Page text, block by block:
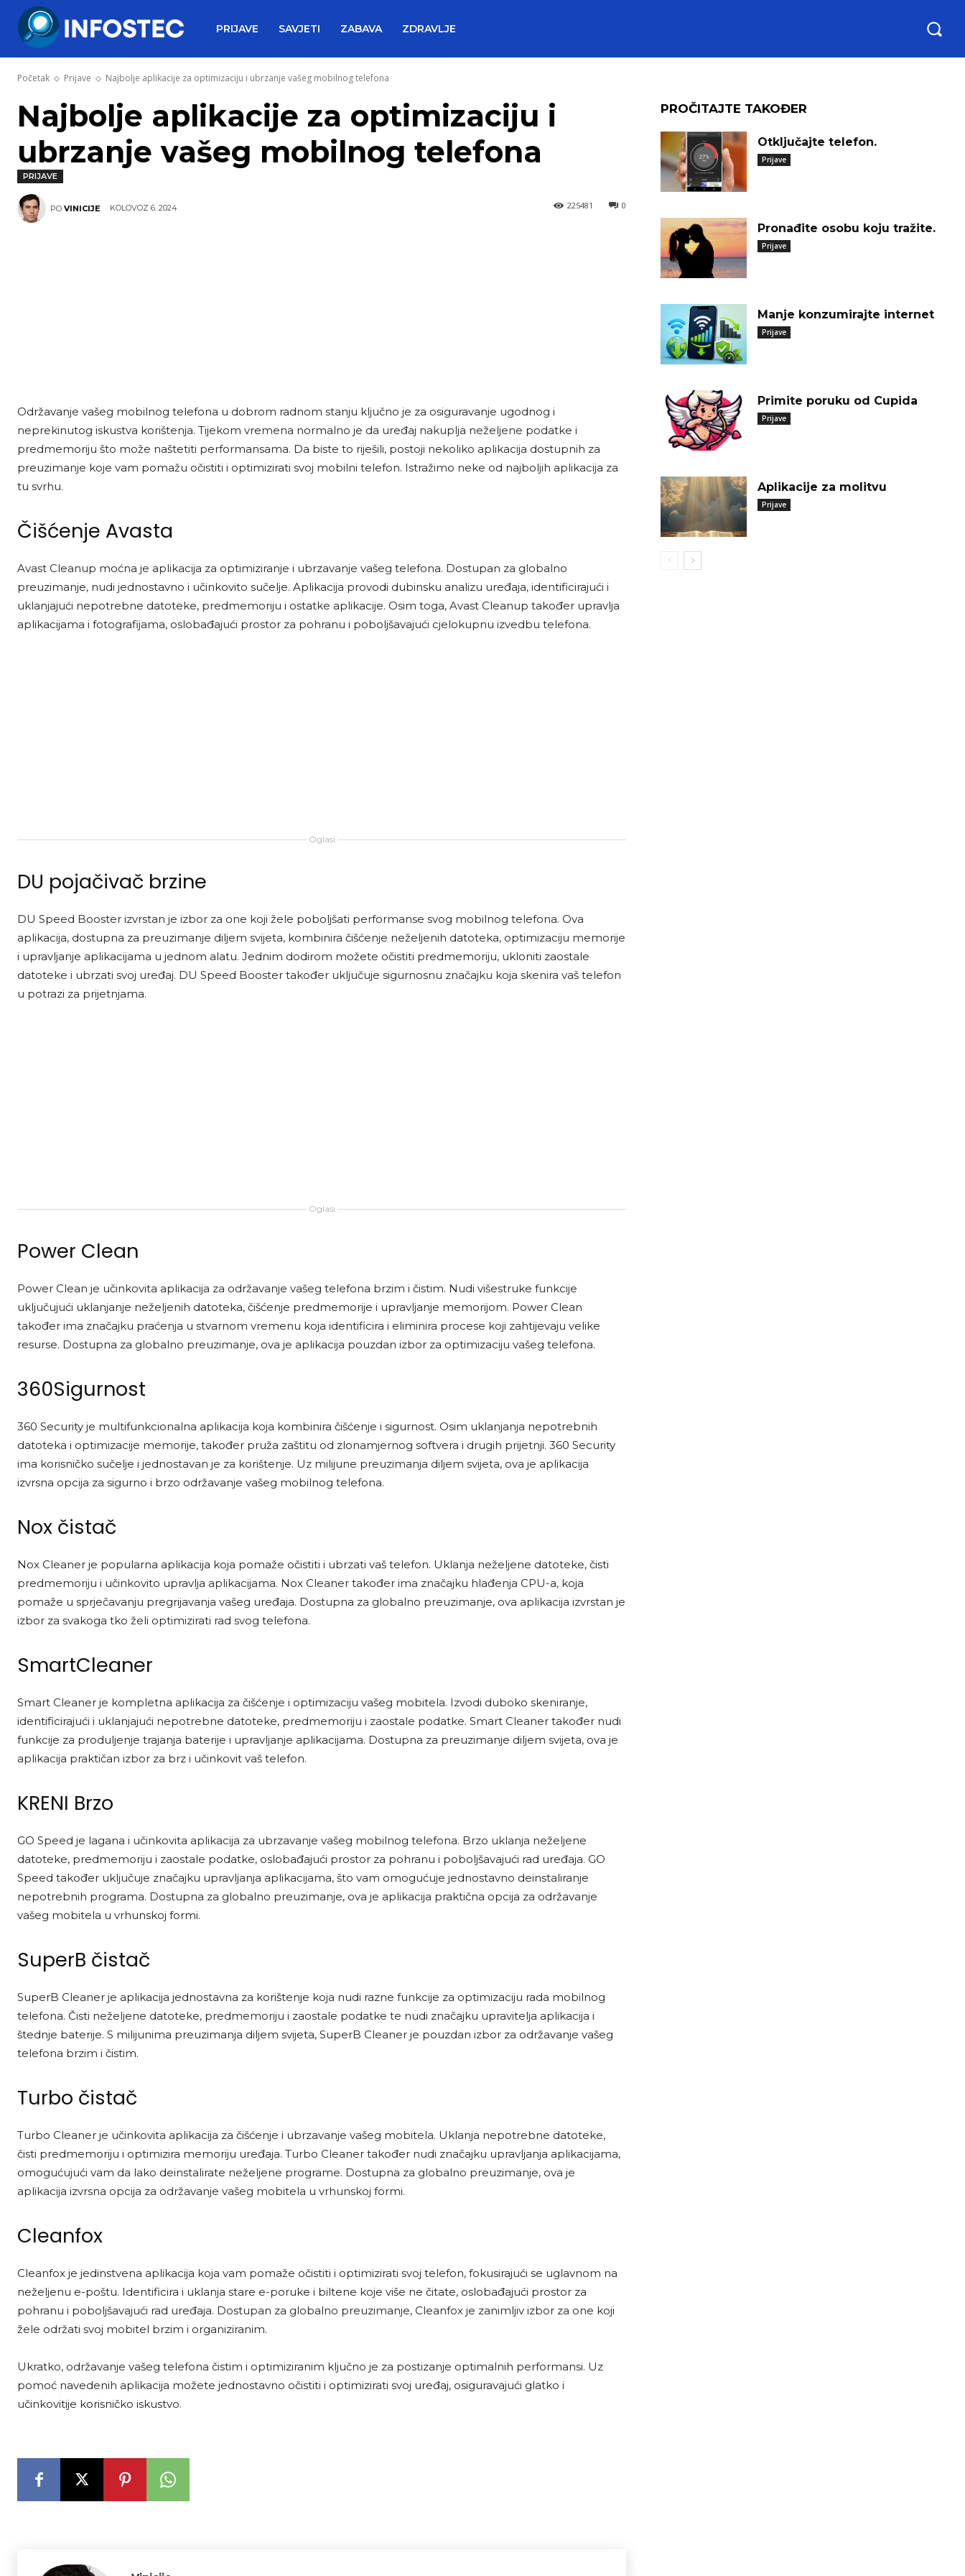
PRIJAVE SAVJETI ZABAVA ZDRAVLJE
Početak Prijave Najbolje aplikacije za optimizaciju i ubrzanje vašeg mobilnog telefona
Najbolje aplikacije za optimizaciju i
ubrzanje vašeg mobilnog telefona
PRIJAVE
PO VINICIJE KOLOVOZ 6. 2024 0
225481
Održavanje vašeg mobilnog telefona u dobrom radnom stanju ključno je za osiguravanje ugodnog i
neprekinutog iskustva korištenja. Tijekom vremena normalno je da uređaj nakuplja neželjene podatke i
predmemoriju što može naštetiti performansama. Da biste to riješili, postoji nekoliko aplikacija dostupnih za
preuzimanje koje vam pomažu očistiti i optimizirati svoj mobilni telefon. Istražimo neke od najboljih aplikacija za
tu svrhu.
Čišćenje Avasta
Avast Cleanup moćna je aplikacija za optimiziranje i ubrzavanje vašeg telefona. Dostupan za globalno
preuzimanje, nudi jednostavno i učinkovito sučelje. Aplikacija provodi dubinsku analizu uređaja, identificirajući i
uklanjajući nepotrebne datoteke, predmemoriju i ostatke aplikacije. Osim toga, Avast Cleanup također upravlja
aplikacijama i fotografijama, oslobađajući prostor za pohranu i poboljšavajući cjelokupnu izvedbu telefona.
Oglasi
DU pojačivač brzine
DU Speed Booster izvrstan je izbor za one koji žele poboljšati performanse svog mobilnog telefona. Ova
aplikacija, dostupna za preuzimanje diljem svijeta, kombinira čišćenje neželjenih datoteka, optimizaciju memorije
i upravljanje aplikacijama u jednom alatu. Jednim dodirom možete očistiti predmemoriju, ukloniti zaostale
datoteke i ubrzati svoj uređaj. DU Speed Booster također uključuje sigurnosnu značajku koja skenira vaš telefon
u potrazi za prijetnjama.
Oglasi
Power Clean
Power Clean je učinkovita aplikacija za održavanje vašeg telefona brzim i čistim. Nudi višestruke funkcije
uključujući uklanjanje neželjenih datoteka, čišćenje predmemorije i upravljanje memorijom. Power Clean
također ima značajku praćenja u stvarnom vremenu koja identificira i eliminira procese koji zahtijevaju velike
resurse. Dostupna za globalno preuzimanje, ova je aplikacija pouzdan izbor za optimizaciju vašeg telefona.
360Sigurnost
360 Security je multifunkcionalna aplikacija koja kombinira čišćenje i sigurnost. Osim uklanjanja nepotrebnih
datoteka i optimizacije memorije, također pruža zaštitu od zlonamjernog softvera i drugih prijetnji. 360 Security
ima korisničko sučelje i jednostavan je za korištenje. Uz milijune preuzimanja diljem svijeta, ova je aplikacija
izvrsna opcija za sigurno i brzo održavanje vašeg mobilnog telefona.
Nox čistač
Nox Cleaner je popularna aplikacija koja pomaže očistiti i ubrzati vaš telefon. Uklanja neželjene datoteke, čisti
predmemoriju i učinkovito upravlja aplikacijama. Nox Cleaner također ima značajku hlađenja CPU-a, koja
pomaže u sprječavanju pregrijavanja vašeg uređaja. Dostupna za globalno preuzimanje, ova aplikacija izvrstan je
izbor za svakoga tko želi optimizirati rad svog telefona.
SmartCleaner
Smart Cleaner je kompletna aplikacija za čišćenje i optimizaciju vašeg mobitela. Izvodi duboko skeniranje,
identificirajući i uklanjajući nepotrebne datoteke, predmemoriju i zaostale podatke. Smart Cleaner također nudi
funkcije za produljenje trajanja baterije i upravljanje aplikacijama. Dostupna za preuzimanje diljem svijeta, ova je
aplikacija praktičan izbor za brz i učinkovit vaš telefon.
KRENI Brzo
GO Speed je lagana i učinkovita aplikacija za ubrzavanje vašeg mobilnog telefona. Brzo uklanja neželjene
datoteke, predmemoriju i zaostale podatke, oslobađajući prostor za pohranu i poboljšavajući rad uređaja. GO
Speed također uključuje značajku upravljanja aplikacijama, što vam omogućuje jednostavno deinstaliranje
nepotrebnih programa. Dostupna za globalno preuzimanje, ova je aplikacija praktična opcija za održavanje
vašeg mobitela u vrhunskoj formi.
SuperB čistač
SuperB Cleaner je aplikacija jednostavna za korištenje koja nudi razne funkcije za optimizaciju rada mobilnog
telefona. Čisti neželjene datoteke, predmemoriju i zaostale podatke te nudi značajku upravitelja aplikacija i
štednje baterije. S milijunima preuzimanja diljem svijeta, SuperB Cleaner je pouzdan izbor za održavanje vašeg
telefona brzim i čistim.
Turbo čistač
Turbo Cleaner je učinkovita aplikacija za čišćenje i ubrzavanje vašeg mobitela. Uklanja nepotrebne datoteke,
čisti predmemoriju i optimizira memoriju uređaja. Turbo Cleaner također nudi značajku upravljanja aplikacijama,
omogućujući vam da lako deinstalirate neželjene programe. Dostupna za globalno preuzimanje, ova je
aplikacija izvrsna opcija za održavanje vašeg mobitela u vrhunskoj formi.
Cleanfox
Cleanfox je jedinstvena aplikacija koja vam pomaže očistiti i optimizirati svoj telefon, fokusirajući se uglavnom na
neželjenu e-poštu. Identificira i uklanja stare e-poruke i biltene koje više ne čitate, oslobađajući prostor za
pohranu i poboljšavajući rad uređaja. Dostupan za globalno preuzimanje, Cleanfox je zanimljiv izbor za one koji
žele održati svoj mobitel brzim i organiziranim.
Ukratko, održavanje vašeg telefona čistim i optimiziranim ključno je za postizanje optimalnih performansi. Uz
pomoć navedenih aplikacija možete jednostavno očistiti i optimizirati svoj uređaj, osiguravajući glatko i
učinkovitije korisničko iskustvo.
PROČITAJTE TAKOĐER
Otključajte telefon.
Prijave
Pronađite osobu koju tražite.
Prijave
Manje konzumirajte internet
Prijave
Primite poruku od Cupida
Prijave
Aplikacije za molitvu
Prijave